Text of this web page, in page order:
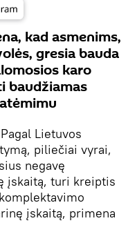
kad asmenims,
gresia bauda
karo
baudžiamas
Pagal Lietuvos
piliečiai vyrai,
negavę
įskaitą, turi kreiptis
įskaitą, primena